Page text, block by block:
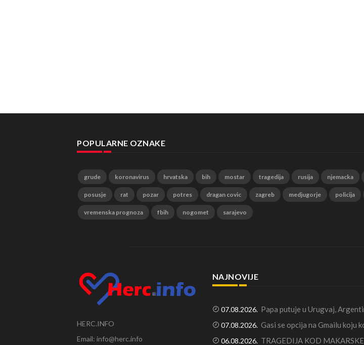
POPULARNE OZNAKE
grude koronavirus hrvatska bih mostar tragedija rusija njemacka
posusje rat pozar potres dragan covic zagreb medjugorje policija
vremenska prognoza fbih nogomet sarajevo
HERC.INFO
Email: info@herc.info
NAJNOVIJE
07.08.2026. Papa putuje u Urugvaj,
07.08.2026. Gasi se opcija na Gmailu koju
06.08.2026. TRAGEDIJA KOD